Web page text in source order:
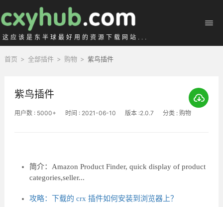
这应该是东半球最好用的资源下载网站...
首页 > 全部插件 > 购物 > 紫鸟插件
紫鸟插件
用户数 : 5000+ 时间 : 2021-06-10 版本 :2.0.7 分类 : 购物
简介：Amazon Product Finder, quick display of product
categories,seller...
攻略：下载的 crx 插件如何安装到浏览器上？